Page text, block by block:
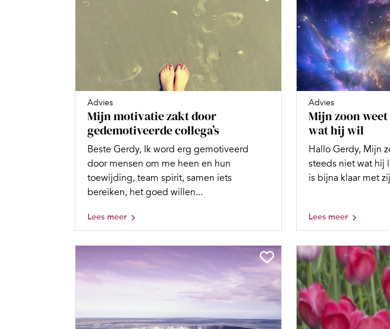
Advies
Mijn motivatie zakt door
gedemotiveerde collega’s
Beste Gerdy, Ik word erg gemotiveerd
door mensen om me heen en hun
toewijding, team spirit, samen iets
bereiken, het goed willen...
Lees meer
Advies
Mijn zoon
wat hij wil
Hallo Gerdy, Mijn
steeds niet wat hij
is bijna klaar met
Lees meer